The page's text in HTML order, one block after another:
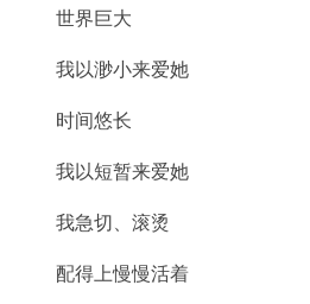
世界巨大
我以渺小来爱她
时间悠长
我以短暂来爱她
我急切、滚烫
配得上慢慢活着